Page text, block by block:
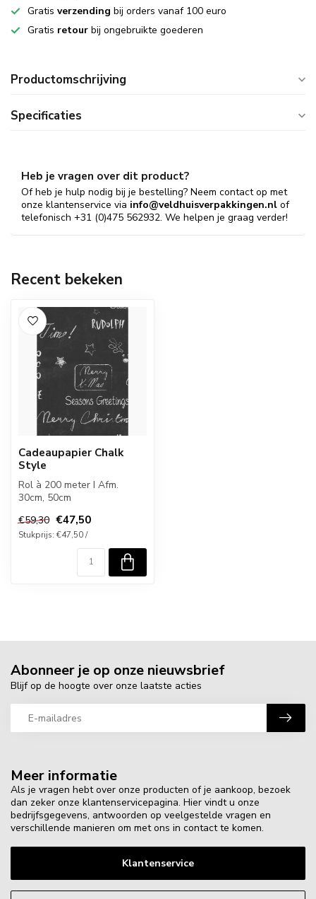
Gratis verzending bij orders vanaf 100 euro
Gratis retour bij ongebruikte goederen
Productomschrijving
Specificaties
Heb je vragen over dit product?
Of heb je hulp nodig bij je bestelling? Neem contact op met
onze klantenservice via info@veldhuisverpakkingen.nl of
telefonisch +31 (0)475 562932. We helpen je graag verder!
Recent bekeken
Cadeaupapier Chalk
Style
Rol à 200 meter I Afm.
30cm, 50cm
€59,30 €47,50
Stukprijs: €47,50 /
Meer informatie
Als je vragen hebt over onze producten of je aankoop, bezoek
dan zeker onze klantenservicepagina. Hier vindt u onze
bedrijfsgegevens, antwoorden op veelgestelde vragen en
verschillende manieren om met ons in contact te komen.
Klantenservice
Abonneer je op onze nieuwsbrief
Blijf op de hoogte over onze laatste acties